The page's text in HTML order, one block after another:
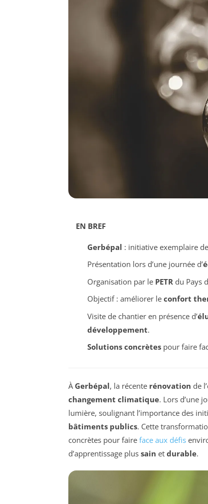
EN BREF
Gerbépal : initiative exemplaire de
Présentation lors d’une journée d’
Organisation par le PETR du Pays
Objectif : améliorer le confort
Visite de chantier en présence d’
développement.
Solutions concrètespour faire
À Gerbépal, la récente rénovation de
changement climatique. Lors d’une
lumière, soulignant l’importance des
bâtiments publics. Cette
concrètes pour faire face aux défis
d’apprentissage plus sain et durable.